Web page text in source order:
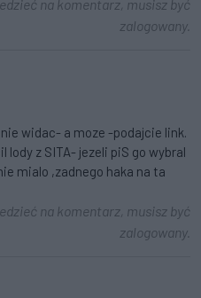
na komentarz, musisz być
zalogowany.
widac- a moze -podajcie link.
lody z SITA- jezeli piS go wybral
mialo ,zadnego haka na ta
na komentarz, musisz być
zalogowany.